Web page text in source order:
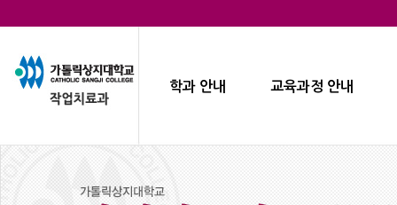
학과 안내 교육과정 안내